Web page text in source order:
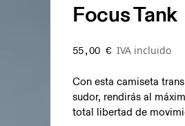
Focus Tank
55,00 € IVA incluido
Con esta camiseta
sudor, rendirás al
total libertad de